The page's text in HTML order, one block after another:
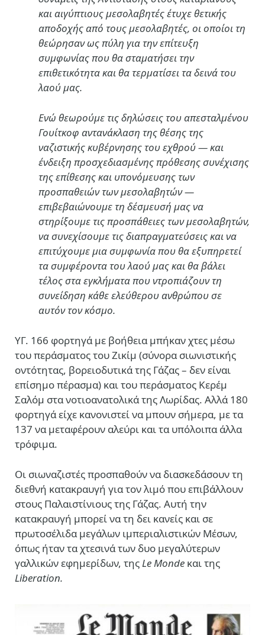
και αιγύπτιους μεσολαβητέςέτυχε θετικής
αποδοχής από τους μεσολαβητές, οι οποίοι τη
θεώρησανως πύλη για την επίτευξη
συμφωνίας που θα σταματήσει την
επιθετικότητα και θα τερματίσει τα δεινά του
λαού μας.
Ενώ θεωρούμε τις δηλώσεις του απεσταλμένου
Γουίτκοφ αντανάκλαση της θέσης της
ναζιστικής κυβέρνησης του εχθρού— και
ένδειξη προσχεδιασμένης πρόθεσης συνέχισης
της επίθεσης και υπονόμευσης των
προσπαθειών των μεσολαβητών—
επιβεβαιώνουμε τη δέσμευσή μας να
στηρίξουμε τις προσπάθειες των μεσολαβητών,
να συνεχίσουμε τις διαπραγματεύσεις και να
επιτύχουμε μιασυμφωνία που θα εξυπηρετεί
τα συμφέροντα του λαού μας και θα βάλει
τέλος στα εγκλήματα που ντροπιάζουν τη
συνείδηση κάθε ελεύθερου ανθρώπου σε
αυτόν τον κόσμο.
ΥΓ. 166 φορτηγά με βοήθεια μπήκαν χτες μέσω
του περάσματος του Ζικίμ (σύνορα σιωνιστικής
οντότητας, βορειοδυτικά της Γάζας – δεν είναι
επίσημο πέρασμα) και του περάσματος Κερέμ
Σαλόμ στα νοτιοανατολικά της Λωρίδας. Αλλά 180
φορτηγά είχε κανονιστεί να μπουν σήμερα, με τα
137 να μεταφέρουν αλεύρι και τα υπόλοιπα άλλα
τρόφιμα.
Οι σιωναζιστές προσπαθούν να διασκεδάσουν τη
διεθνή κατακραυγή για τον λιμό που επιβάλλουν
στους Παλαιστίνιους της Γάζας. Αυτή την
κατακραυγή μπορεί να τη δει κανείς και σε
πρωτοσέλιδα μεγάλων ιμπεριαλιστικών Μέσων,
όπως ήταν τα χτεσινά των δυο μεγαλύτερων
γαλλικών εφημερίδων, τηςLe Monde και της
Liberation.